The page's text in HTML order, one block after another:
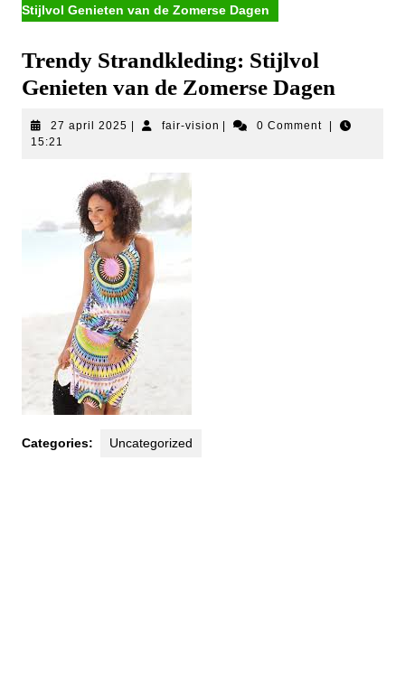
Stijlvol Genieten van de Zomerse Dagen
Trendy Strandkleding: Stijlvol
Genieten van de Zomerse Dagen
27 april 2025 27
fair-vision fair-
0 Comment
15:21
Categories: Uncategorized